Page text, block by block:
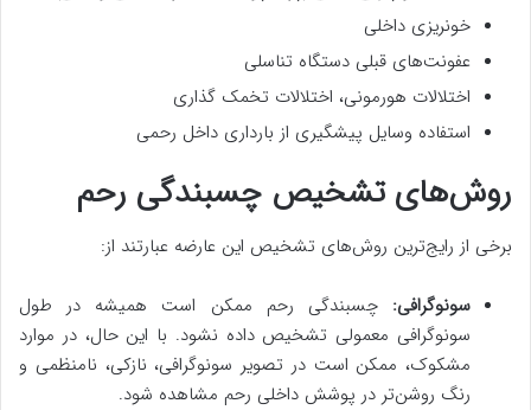
خونریزی داخلی
عفونت‌های قبلی دستگاه تناسلی
اختلالات هورمونی، اختلالات تخمک گذاری
استفاده وسایل پیشگیری از بارداری داخل رحمی
روش‌های تشخیص چسبندگی رحم
برخی از رایج‌ترین روش‌های تشخیص این عارضه عبارتند از:
سونوگرافی: چسبندگی رحم ممکن است همیشه در طول
سونوگرافی معمولی تشخیص داده نشود. با این حال، در موارد
مشکوک، ممکن است در تصویر سونوگرافی، نازکی، نامنظمی و
رنگ روشن‌تر در پوشش داخلی رحم مشاهده شود.